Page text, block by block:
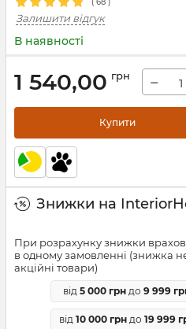
Залишити відгук
В наявності
1 540,00 грн −
Купити
Знижки на
При розрахунку знижки
в одному замовленні (знижка
акційні товари)
від 5 000 грн до 9 999
від 10 000 грндо 19 999